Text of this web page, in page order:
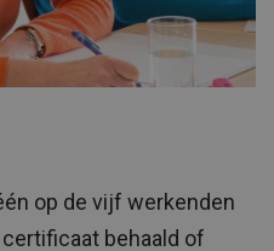
op de vijf werkenden
behaald of